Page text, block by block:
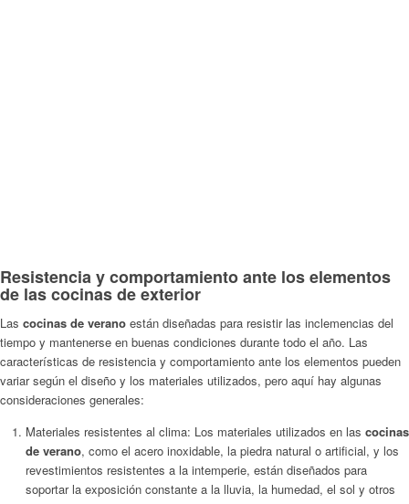
Resistencia y comportamiento ante los elementos
de las cocinas de exterior
Las cocinas de verano están diseñadas para resistir las inclemencias del
tiempo y mantenerse en buenas condiciones durante todo el año. Las
características de resistencia y comportamiento ante los elementos pueden
variar según el diseño y los materiales utilizados, pero aquí hay algunas
consideraciones generales:
Materiales resistentes al clima: Los materiales utilizados en las cocinas
de verano, como el acero inoxidable, la piedra natural o artificial, y los
revestimientos resistentes a la intemperie, están diseñados para
soportar la exposición constante a la lluvia, la humedad, el sol y otros